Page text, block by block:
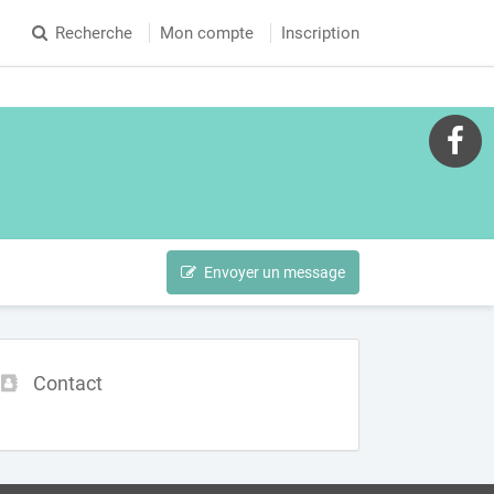
Recherche Mon compte Inscription
Envoyer un message
Contact